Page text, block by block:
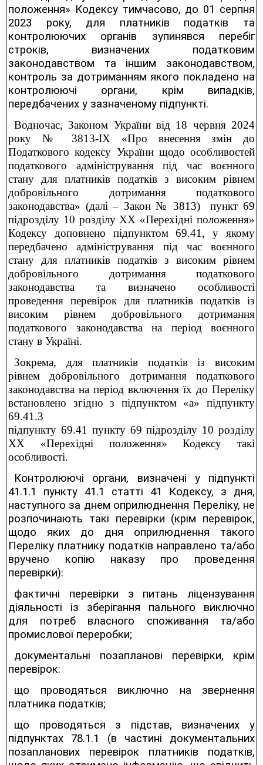
положення» Кодексу тимчасово, до 01 серпня
2023 року, для платників податків та
контролюючих органів зупинявся перебіг
строків, визначених податковим
законодавством та іншим законодавством,
контроль за дотриманням якого покладено на
контролюючі органи, крім випадків,
передбачених у зазначеному підпункті.
Водночас, Законом України від 18 червня 2024
року № 3813-ІХ «Про внесення змін до
Податкового кодексу України щодо особливостей
податкового адміністрування під час воєнного
стану для платників податків з високим рівнем
добровільного дотримання податкового
законодавства» (далі – Закон № 3813) пункт 69
підрозділу 10 розділу ХХ «Перехідні положення»
Кодексу доповнено підпунктом 69.41, у якому
передбачено адміністрування під час воєнного
стану для платників податків з високим рівнем
добровільного дотримання податкового
законодавства та визначено особливості
проведення перевірок для платників податків із
високим рівнем добровільного дотримання
податкового законодавства на період воєнного
стану в Україні.
Зокрема, для платників податків із високим
рівнем добровільного дотримання податкового
законодавства на період включення їх до Переліку
встановлено згідно з підпунктом «а» підпункту
69.41.3
підпункту 69.41 пункту 69 підрозділу 10 розділу
ХХ «Перехідні положення» Кодексу такі
особливості.
Контролюючі органи, визначені у підпункті
41.1.1 пункту 41.1 статті 41 Кодексу, з дня,
наступного за днем оприлюднення Переліку, не
розпочинають такі перевірки (крім перевірок,
щодо яких до дня оприлюднення такого
Переліку платнику податків направлено та/або
вручено копію наказу про проведення
перевірки):
фактичні перевірки з питань ліцензування
діяльності із зберігання пального виключно
для потреб власного споживання та/або
промислової переробки;
документальні позапланові перевірки, крім
перевірок:
що проводяться виключно на звернення
платника податків;
що проводяться з підстав, визначених у
підпунктах 78.1.1 (в частині документальних
позапланових перевірок платників податків,